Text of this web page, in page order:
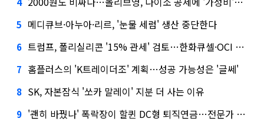
5 메디큐브·아누아·리르, '눈물 세럼' 생산 중단한다
6 트럼프, 폴리실리콘 '15% 관세' 검토…한화큐셀·OCI 영향은?
7 홈플러스의 'K트레이더조' 계획…성공 가능성은 '글쎄'
8 SK, 자본잠식 '쏘카 말레이' 지분 더 사는 이유
9 '괜히 바꿨나' 폭락장이 할퀸 DC형 퇴직연금…전문가 조언은